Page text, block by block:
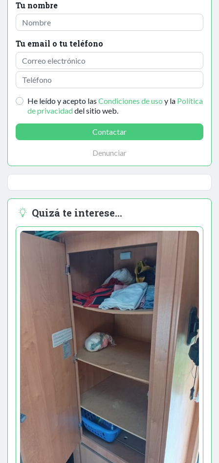
Tu nombre
Tu email o tu teléfono
He leído y acepto las Condiciones de uso y la Política
de privacidaddel sitio web.
Contactar
Denunciar
Quizá te interese...